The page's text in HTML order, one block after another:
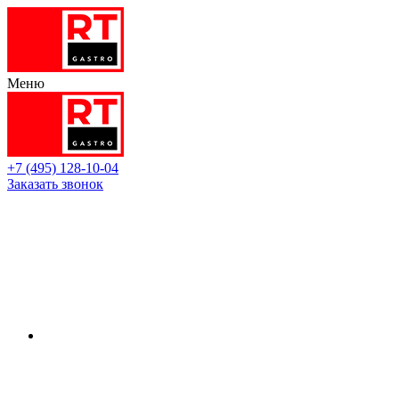
Меню
+7 (495) 128-10-04
Заказать звонок